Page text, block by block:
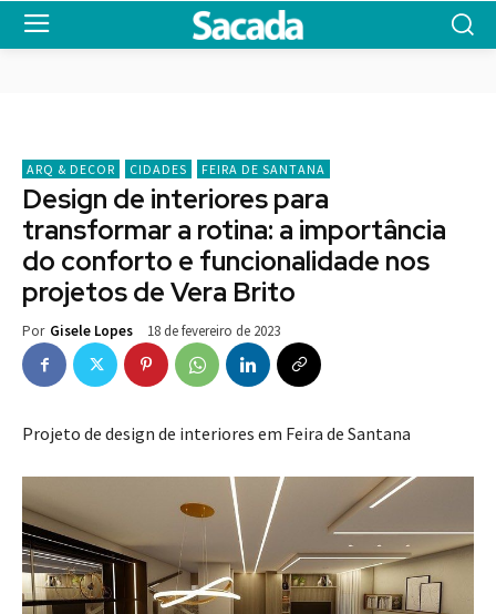
ARQ & DECOR CIDADES FEIRA DE SANTANA
Design de interiores para
transformar a rotina: a importância
do conforto e funcionalidade nos
projetos de Vera Brito
Por Gisele Lopes 18 de fevereiro de 2023
Projeto de design de interiores em Feira de Santana